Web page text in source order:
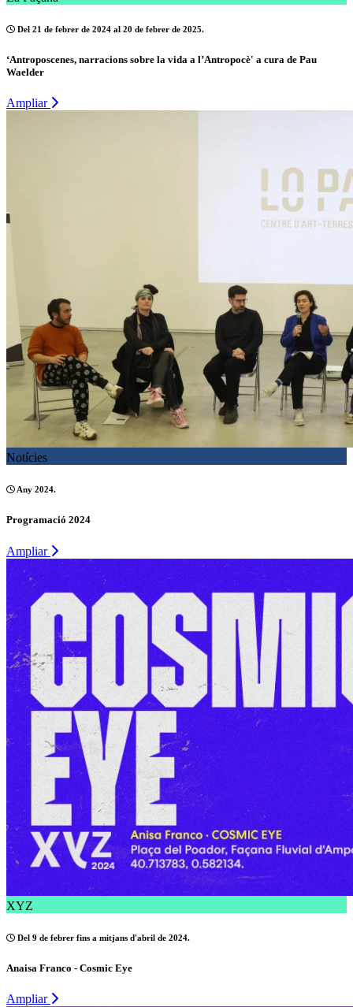
Del 21 de febrer de 2024 al 20 de febrer de 2025.
‘Antroposcenes, narracions sobre la vida a l’Antropocè' a cura de Pau
Waelder
Ampliar
Notícies
Any 2024.
Programació 2024
Ampliar
XYZ
Del 9 de febrer fins a mitjans d'abril de 2024.
Anaisa Franco - Cosmic Eye
Ampliar